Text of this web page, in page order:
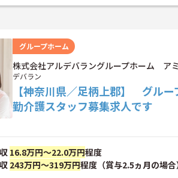
グループホーム
株式会社アルデバラングループホーム ア
デバラン
【神奈川県／足柄上郡】 グルー
勤介護スタッフ募集求人です
16.8万円～22.0万円程度
243万円～319万円程度（賞与2.5ヵ月の場合